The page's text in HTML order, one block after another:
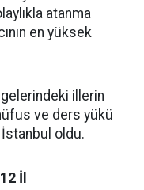
atanma
en yüksek
illerin
ve ders yükü
oldu.
İl